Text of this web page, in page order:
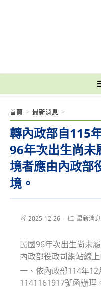
轉內政部自115
96年次出生尚未
境者應由內政部
境。
首頁 > 最新消息 >
Post2025-12-26
Post最新消息
民國96年次出生尚未
內政部役政司網站線
一、依內政部114年
1141161917號函辦理